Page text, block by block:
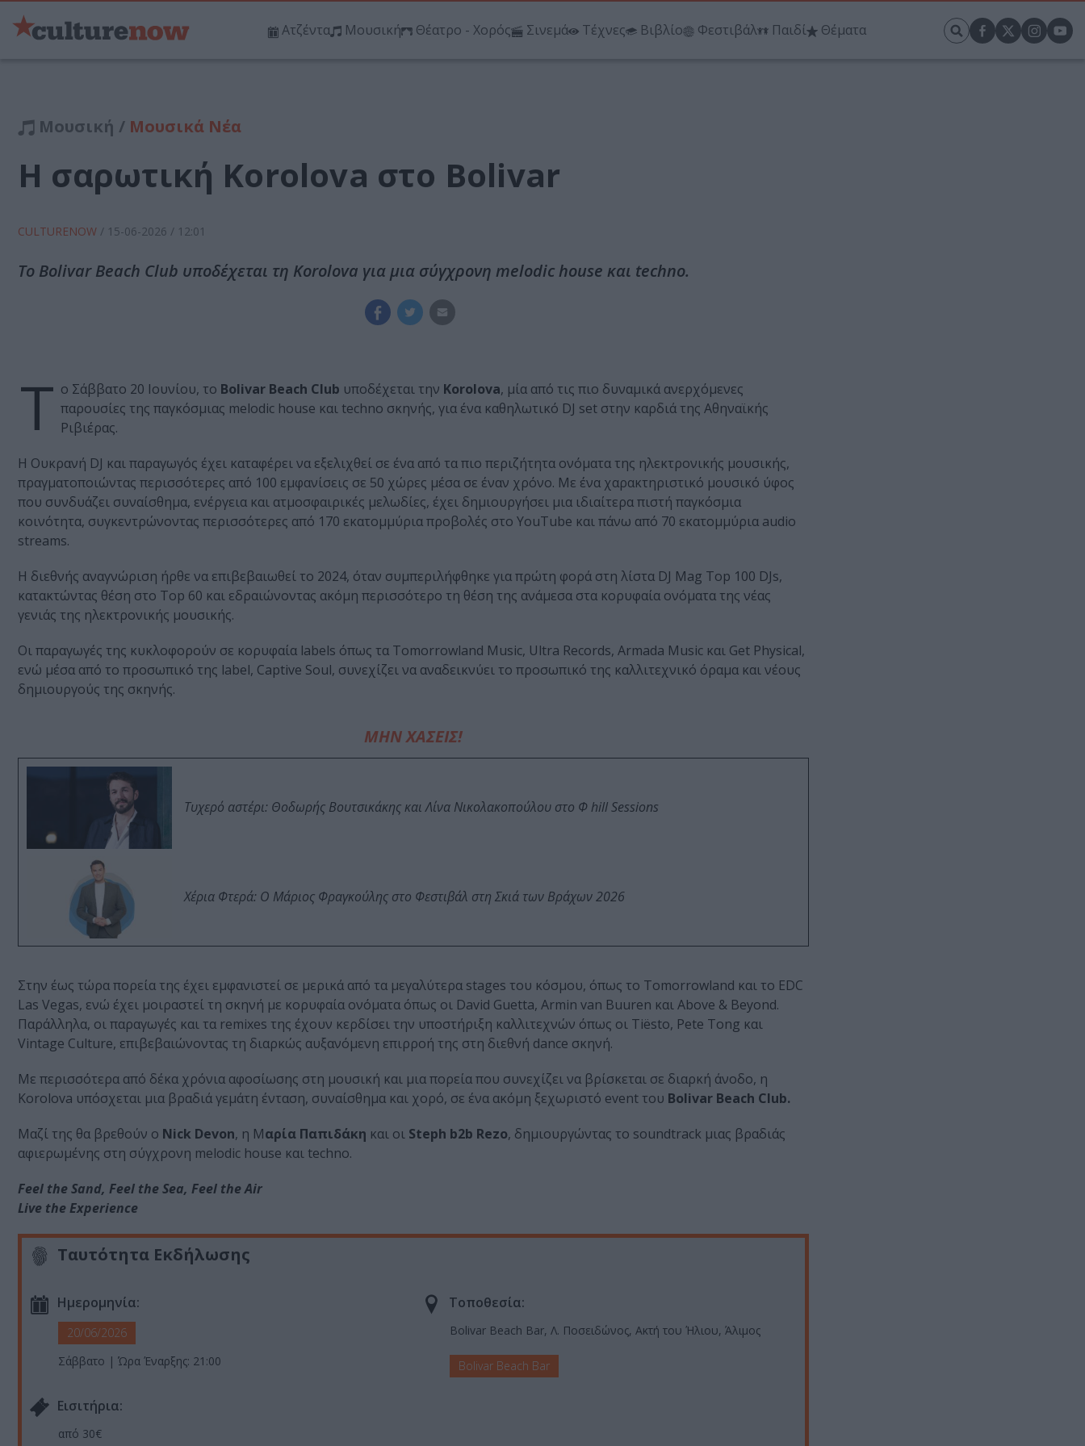
Ατζέντα Μουσική Θέατρο - Χορός Σινεμά Τέχνες Βιβλίο Φεστιβάλ Παιδί Θέματα
Μουσική / Μουσικά Νέα
Η σαρωτική Korolova στο Bolivar
CULTURENOW / 15-06-2026 / 12:01
Το Bolivar Beach Club υποδέχεται τη Korolova για μια σύγχρονη melodic house και techno.
Τ ο Σάββατο 20 Ιουνίου, το Bolivar Beach Club υποδέχεται την Korolova, μία από τις πιο δυναμικά ανερχόμενες
παρουσίες της παγκόσμιας melodic house και techno σκηνής, για ένα καθηλωτικό DJ set στην καρδιά της Αθηναϊκής
Ριβιέρας.
Η Ουκρανή DJ και παραγωγός έχει καταφέρει να εξελιχθεί σε ένα από τα πιο περιζήτητα ονόματα της ηλεκτρονικής μουσικής,
πραγματοποιώντας περισσότερες από 100 εμφανίσεις σε 50 χώρες μέσα σε έναν χρόνο. Με ένα χαρακτηριστικό μουσικό ύφος
που συνδυάζει συναίσθημα, ενέργεια και ατμοσφαιρικές μελωδίες, έχει δημιουργήσει μια ιδιαίτερα πιστή παγκόσμια
κοινότητα, συγκεντρώνοντας περισσότερες από 170 εκατομμύρια προβολές στο YouTube και πάνω από 70 εκατομμύρια audio
streams.
Η διεθνής αναγνώριση ήρθε να επιβεβαιωθεί το 2024, όταν συμπεριλήφθηκε για πρώτη φορά στη λίστα DJ Mag Top 100 DJs,
κατακτώντας θέση στο Top 60 και εδραιώνοντας ακόμη περισσότερο τη θέση της ανάμεσα στα κορυφαία ονόματα της νέας
γενιάς της ηλεκτρονικής μουσικής.
Οι παραγωγές της κυκλοφορούν σε κορυφαία labels όπως τα Tomorrowland Music, Ultra Records, Armada Music και Get Physical,
ενώ μέσα από το προσωπικό της label, Captive Soul, συνεχίζει να αναδεικνύει το προσωπικό της καλλιτεχνικό όραμα και νέους
δημιουργούς της σκηνής.
ΜΗΝ ΧΑΣΕΙΣ!
Τυχερό αστέρι: Θοδωρής Βουτσικάκης και Λίνα Νικολακοπούλου στο Φ hill Sessions
Χέρια Φτερά: Ο Μάριος Φραγκούλης στο Φεστιβάλ στη Σκιά των Βράχων 2026
Στην έως τώρα πορεία της έχει εμφανιστεί σε μερικά από τα μεγαλύτερα stages του κόσμου, όπως το Tomorrowland και το EDC
Las Vegas, ενώ έχει μοιραστεί τη σκηνή με κορυφαία ονόματα όπως οι David Guetta, Armin van Buuren και Above & Beyond.
Παράλληλα, οι παραγωγές και τα remixes της έχουν κερδίσει την υποστήριξη καλλιτεχνών όπως οι Tiësto, Pete Tong και
Vintage Culture, επιβεβαιώνοντας τη διαρκώς αυξανόμενη επιρροή της στη διεθνή dance σκηνή.
Με περισσότερα από δέκα χρόνια αφοσίωσης στη μουσική και μια πορεία που συνεχίζει να βρίσκεται σε διαρκή άνοδο, η
Korolova υπόσχεται μια βραδιά γεμάτη ένταση, συναίσθημα και χορό, σε ένα ακόμη ξεχωριστό event του Bolivar Beach Club.
Μαζί της θα βρεθούν ο Nick Devon, η Μαρία Παπιδάκη και οι Steph b2b Rezo, δημιουργώντας το soundtrack μιας βραδιάς
αφιερωμένης στη σύγχρονη melodic house και techno.
Feel the Sand, Feel the Sea, Feel the Air
Live the Experience
Ταυτότητα Εκδήλωσης
Ημερομηνία:
20/06/2026
Σάββατο | Ώρα Έναρξης: 21:00
Τοποθεσία:
Bolivar Beach Bar, Λ. Ποσειδώνος, Ακτή του Ήλιου, Άλιμος
Bolivar Beach Bar
Eισιτήρια:
από 30€